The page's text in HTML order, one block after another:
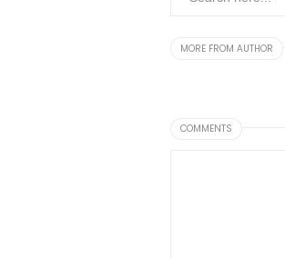
MORE FROM AUTHOR
COMMENTS